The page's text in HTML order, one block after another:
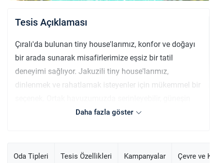
Tesis Açıklaması
Çıralı'da bulunan tiny house'larımız, konfor ve doğayı
bir arada sunarak misafirlerimize eşsiz bir tatil
deneyimi sağlıyor. Jakuzili tiny house'larımız,
dinlenmek ve rahatlamak isteyenler için mükemmel bir
tadını çıkarabilirsiniz. Her sabah sunduğumuz kahvaltı
Restoranımız, çeşitli lezzetler sunarak tatilinizi daha
Daha fazla göster
Oda Tipleri Tesis Özellikleri Kampanyalar Çevre ve